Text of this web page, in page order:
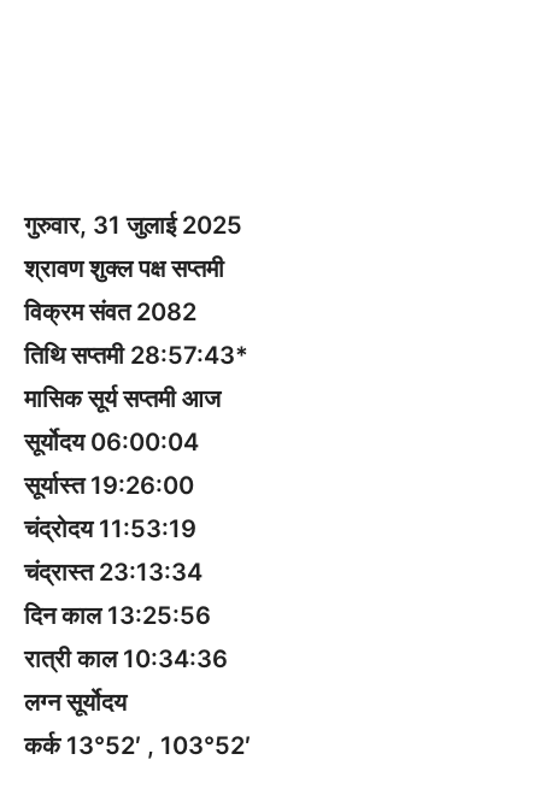
गुरुवार, 31 जुलाई 2025
श्रावण शुक्ल पक्ष सप्तमी
विक्रम संवत 2082
तिथि सप्तमी 28:57:43*
मासिक सूर्य सप्तमी आज
सूर्योदय 06:00:04
सूर्यास्त 19:26:00
चंद्रोदय 11:53:19
चंद्रास्त 23:13:34
दिन काल 13:25:56
रात्री काल 10:34:36
लग्न सूर्योदय
कर्क 13°52′ , 103°52′